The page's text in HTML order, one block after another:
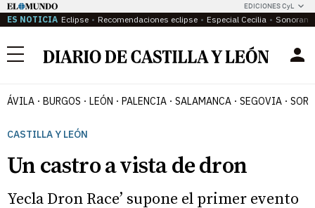
EDICIONES CyL
ES NOTICIA Eclipse Recomendaciones eclipse Especial Cecilia
Menú
ÁVILA BURGOS LEÓN PALENCIA SALAMANCA SEGOVIA
CASTILLA Y LEÓN
Un castro a vista de dron
Yecla Dron Race’ supone el primer evento